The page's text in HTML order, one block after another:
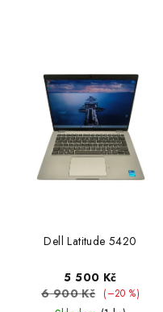
Dell Latitude 5420
5 500 Kč
6 900 Kč
(–20 %)